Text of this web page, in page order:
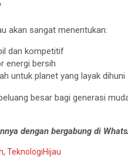
akan sangat menentukan:
dan kompetitif
energi bersih
untuk planet yang layak dihuni
besar bagi generasi
dengan bergabung di
, TeknologiHijau